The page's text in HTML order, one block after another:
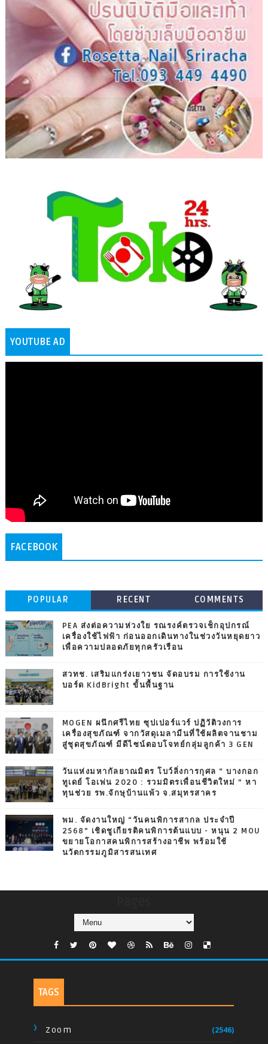
YOUTUBE AD
FACEBOOK
POPULAR RECENT COMMENTS
PEA ส่งต่อความห่วงใย รณรงค์ตรวจเช็กอุปกรณ์
เครื่องใช้ไฟฟ้า ก่อนออกเดินทางในช่วงวันหยุดยาว
เพื่อความปลอดภัยทุกครัวเรือน
สวทช. เสริมแกร่งเยาวชน จัดอบรม การใช้งาน
บอร์ด KidBright ขั้นพื้นฐาน
MOGEN ผนึกศรีไทย ซุปเปอร์แวร์ ปฏิวัติวงการ
เครื่องสุขภัณฑ์ จากวัสดุเมลามีนที่ใช้ผลิตจานชาม
สู่ชุดสุขภัณฑ์ มีดีไซน์ตอบโจทย์กลุ่มลูกค้า 3 GEN
วันแห่งมหากัลยาณมิตร โบว์ลิ่งการกุศล “ บางกอก
ทูเดย์ โอเพ่น 2020 : รวมมิตรเพื่อนชีวิตใหม่ ” หา
ทุนช่วย รพ.จักษุบ้านแพ้ว จ.สมุทรสาคร
พม. จัดงานใหญ่ “วันคนพิการสากล ประจำปี
2568” เชิดชูเกียรติคนพิการต้นแบบ - หนุน 2 MOU
ขยายโอกาสคนพิการสร้างอาชีพ พร้อมใช้
นวัตกรรมภูมิสารสนเทศ
TAGS
Zoom (2546)